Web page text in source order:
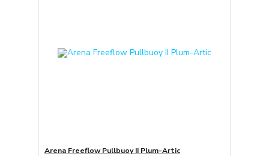
Arena Freeflow Pullbuoy II Plum-Artic